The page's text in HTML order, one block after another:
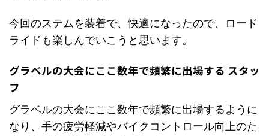
今回のステムを装着で、快適になったので、ロード
ライドも楽しんでいこうと思います。
グラベルの大会にここ数年で頻繁に出場する スタッ
フ
グラベルの大会にここ数年で頻繁に出場するように
なり、手の疲労軽減やバイクコントロール向上のた